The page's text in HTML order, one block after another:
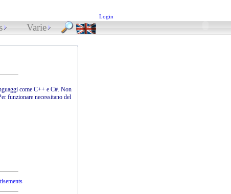
Login
Varie
come C++ e C#. Non
funzionare necessitano del